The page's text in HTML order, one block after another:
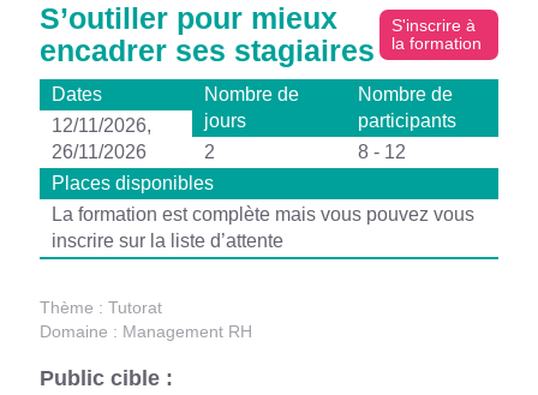
S’outiller pour mieux
encadrer ses stagiaires
S'inscrire à
la formation
Dates
12/11/2026,
26/11/2026
Nombre de
jours
2
Nombre de
participants
8 - 12
Places disponibles
La formation est complète mais vous pouvez vous
inscrire sur la liste d’attente
Thème : Tutorat
Domaine : Management RH
Public cible :